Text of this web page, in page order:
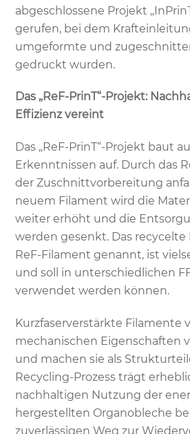
abgeschlossene Projekt
gerufen, bei dem
umgeformte und
gedruckt wurden.
Das „ReF-PrinT“-Projekt:
Effizienz vereint
Das „ReF-PrinT“-Projekt baut
Erkenntnissen auf. Durch das
der Zuschnittvorbereitung
neuem Filament wird die
weiter erhöht und die
werden gesenkt. Das recycelte
ReF-Filament genannt, ist
und soll in unterschiedlichen
verwendet werden können.
Kurzfaserverstärkte Filamente
mechanischen Eigenschaften
und machen sie als
Recycling-Prozess trägt
nachhaltigen Nutzung der
hergestellten Organobleche
zuverlässigen Weg zur